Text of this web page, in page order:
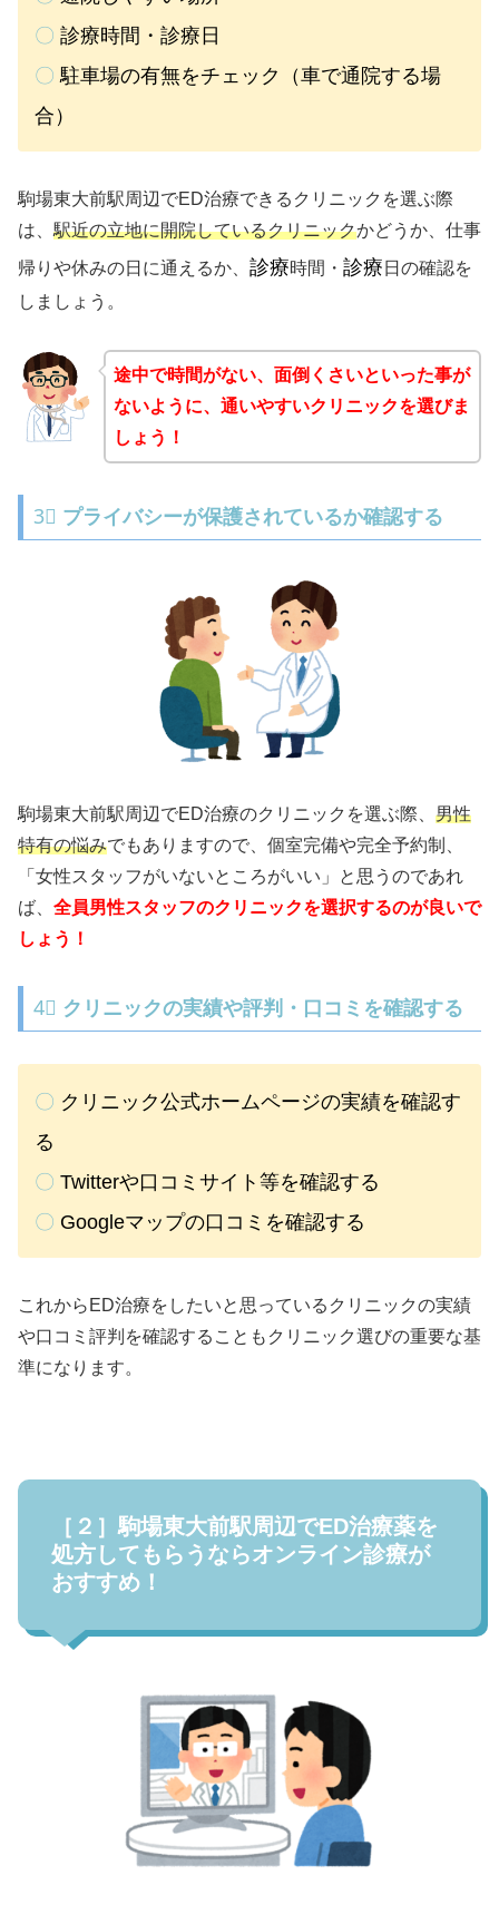
〇 診療時間・診療日
〇 駐車場の有無をチェック（車で通院する場
合）
駒場東大前駅周辺でED治療できるクリニックを選ぶ際
は、 駅近の立地に開院しているクリニックかどうか、仕事
帰りや休みの日に通えるか、 診療時間・ 診療 日の確認を
しましょう。
途中で時間がない、面倒くさいといった事が
ないように、通いやすいクリニックを選びま
しょう！
3⃣ プライバシーが保護されているか確認する
駒場東大前駅周辺でED治療のクリニックを選ぶ際、 男性
特有の悩みでもありますので、個室完備や完全予約制、
「女性スタッフがいないところがいい」と思うのであれ
ば、 全員男性スタッフのクリニックを選択するのが良いで
しょう！
4⃣ クリニックの実績や評判・口コミを確認する
〇 クリニック公式ホームページの実績を確認す
る
〇 Twitterや口コミサイト等を確認する
〇 Googleマップの口コミを確認する
これからED治療をしたいと思っているクリニックの実績
や口コミ評判を確認することもクリニック選びの重要な基
準になります。
［２］駒場東大前駅周辺でED治療薬を
処方してもらうならオンライン診療が
おすすめ！